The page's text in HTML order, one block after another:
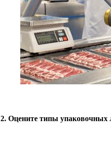
2. Оцените типы упаковочных